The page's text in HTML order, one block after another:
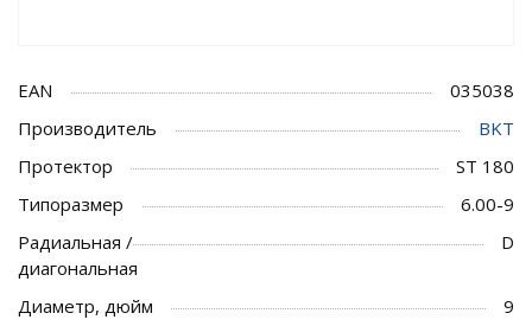
EAN
035038
Производитель
BKT
Протектор
ST 180
Типоразмер
6.00-9
Радиальная /
диагональная
D
Диаметр, дюйм
9